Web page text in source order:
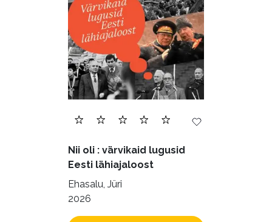
Nii oli : värvikaid lugusid
Eesti lähiajaloost
Ehasalu, Jüri
2026